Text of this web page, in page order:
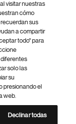
sitio
visitar nuestras
cómo
sus
a compartir
todo" para
diferentes
solo las
su
presionando el
web.
Declinar todas